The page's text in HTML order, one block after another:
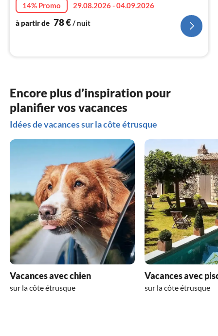
14% Promo
29.08.2026 - 04.09.2026
à partir de 78€/ nuit
Encore plus d’inspiration pour
planifier vos vacances
Idées de vacances sur la côte étrusque
Vacances avec chien
sur la côte étrusque
Vacances avec
sur la côte étrusque